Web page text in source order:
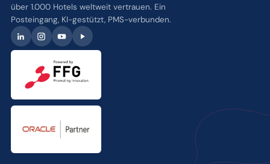
über 1.000 Hotels weltweit vertrauen. Ein
Posteingang, KI-gestützt, PMS-verbunden.